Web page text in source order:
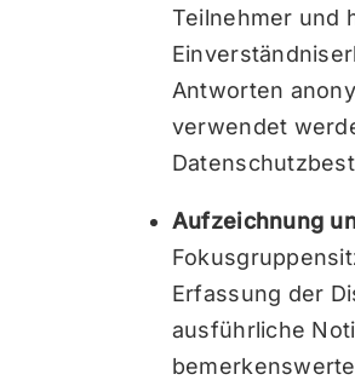
Teilnehmer und
Antworten
verwendet
Aufzeichnung
Erfassung der
ausführliche